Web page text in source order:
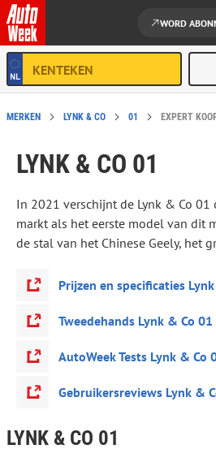
Ga naar de inhoud
WORD
MERKEN LYNK & CO 01
LYNK & CO 01
In 2021 verschijnt de Lynk & Co 01
markt als het eerste model van dit
de stal van het Chinese Geely, het
Prijzen en specificaties
Tweedehands Lynk & Co 01
AutoWeek Tests Lynk & Co
Gebruikersreviews Lynk &
LYNK & CO 01